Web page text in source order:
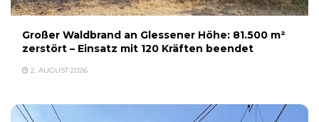
Großer Waldbrand an Glessener Höhe: 81.500 m²
zerstört – Einsatz mit 120 Kräften beendet
2. AUGUST 2026